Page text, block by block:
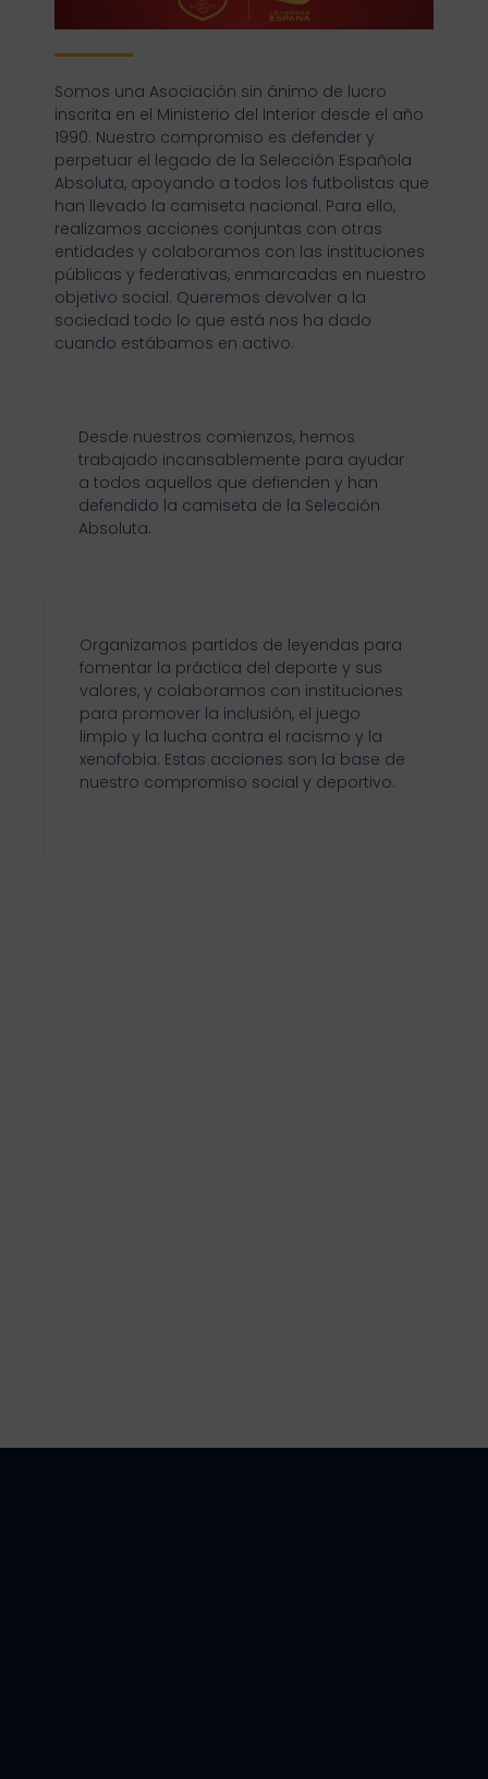
Somos una Asociación sin ánimo de lucro
inscrita en el Ministerio del Interior desde el año
1990. Nuestro compromiso es defender y
perpetuar el legado de la Selección Española
Absoluta, apoyando a todos los futbolistas que
han llevado la camiseta nacional. Para ello,
realizamos acciones conjuntas con otras
entidades y colaboramos con las instituciones
públicas y federativas, enmarcadas en nuestro
objetivo social. Queremos devolver a la
sociedad todo lo que está nos ha dado
cuando estábamos en activo.
Desde nuestros comienzos, hemos
trabajado incansablemente para ayudar
a todos aquellos que defienden y han
defendido la camiseta de la Selección
Absoluta.
Organizamos partidos de leyendas para
fomentar la práctica del deporte y sus
valores, y colaboramos con instituciones
para promover la inclusión, el juego
limpio y la lucha contra el racismo y la
xenofobia. Estas acciones son la base de
nuestro compromiso social y deportivo.